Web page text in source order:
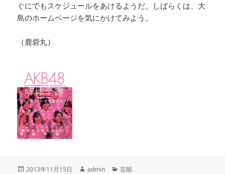
ぐにでもスケジュールをあけるようだ。しばらくは、大
島のホームページを気にかけてみよう。
（鹿砦丸）
投
2013年11月15日
作
admin
カ
芸能